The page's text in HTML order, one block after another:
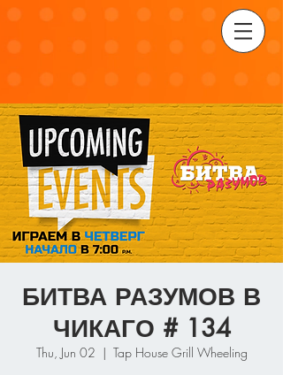
БИТВА РАЗУМОВ В
ЧИКАГО # 134
Thu, Jun 02
  |
Tap House Grill Wheeling